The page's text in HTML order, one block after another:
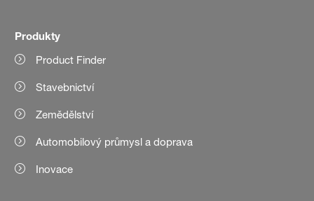
Produkty
Product Finder
Stavebnictví
Zemědělství
Automobilový průmysl a doprava
Inovace